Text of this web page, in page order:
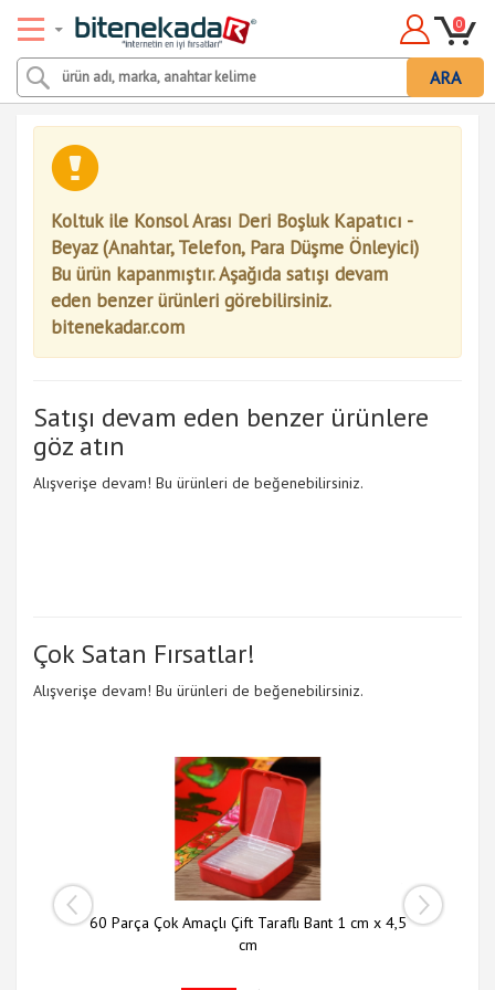
ARA
0
Koltuk ile Konsol Arası Deri Boşluk Kapatıcı -
Beyaz (Anahtar, Telefon, Para Düşme Önleyici)
Bu ürün kapanmıştır. Aşağıda satışı devam
eden benzer ürünleri görebilirsiniz.
bitenekadar.com
Satışı devam eden benzer ürünlere
göz atın
Alışverişe devam! Bu ürünleri de beğenebilirsiniz.
Çok Satan Fırsatlar!
Alışverişe devam! Bu ürünleri de beğenebilirsiniz.
60 Parça Çok Amaçlı Çift Taraflı Bant 1 cm x 4,5
cm